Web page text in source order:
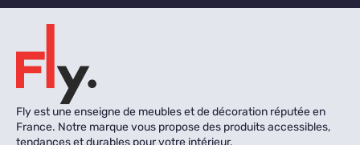
Fly est une enseigne de meubles et de décoration réputée en
France. Notre marque vous propose des produits accessibles,
tendances et durables pour votre intérieur.